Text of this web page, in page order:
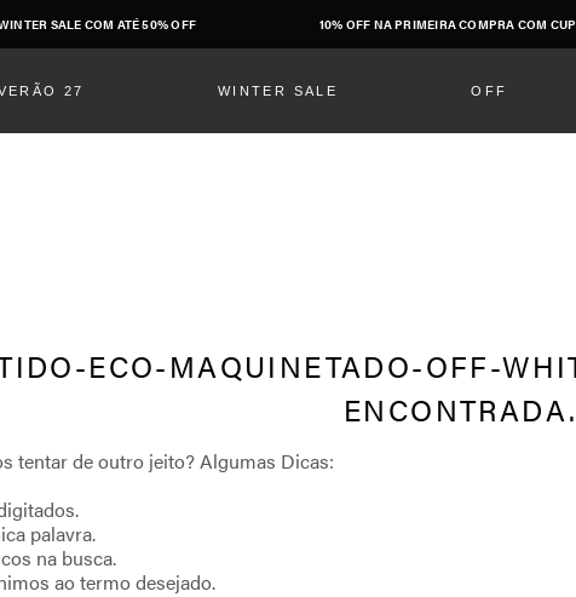
SALE COM ATÉ 50% OFF 10% OFF NA PRIMEIRA COMPRA COM
27 WINTER SALE OFF
ECO-MAQUINETADO-OFF-
palavra.
na busca.
ao termo desejado.